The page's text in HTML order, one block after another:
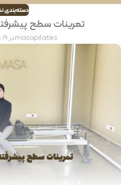
دسته‌بندی
تمرینات سطح
masapilatesدر 19 مرداد 1404